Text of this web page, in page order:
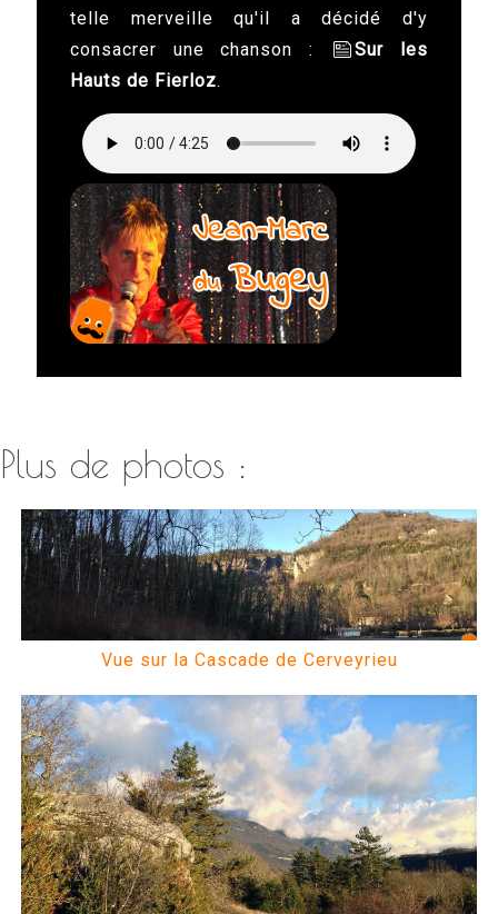
telle merveille qu'il a décidé d'y
consacrer une chanson :
Sur les
Hauts de Fierloz.
Plus de photos :
Vue sur la Cascade de Cerveyrieu